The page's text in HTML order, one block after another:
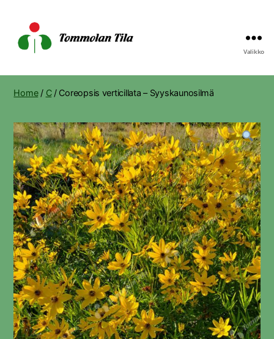
Tila
Valikko
Home/ C/ Coreopsis verticillata – Syyskaunosilmä